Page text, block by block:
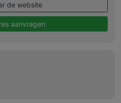
de website
aanvragen